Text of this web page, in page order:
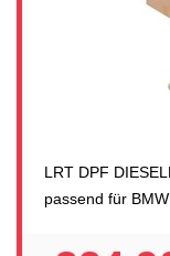
LRT DPF
passend für